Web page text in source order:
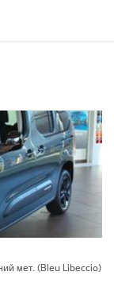
мет. (Bleu Libeccio)